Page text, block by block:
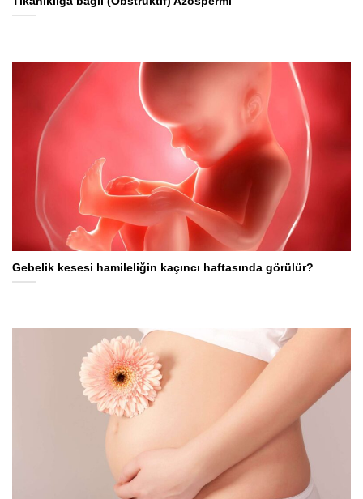
Gebelik kesesi hamileliğin kaçıncı haftasında görülür?